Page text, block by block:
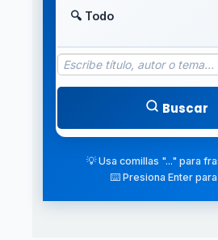
Buscar
💡 Usa comillas "..." para
⌨️ Presiona Enter